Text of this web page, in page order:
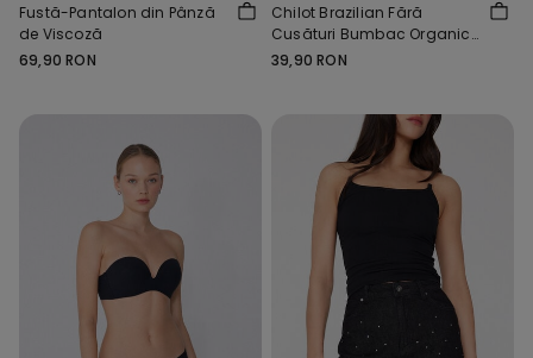
Fustă-Pantalon din Pânză
de Viscoză
69,90 RON
Chilot Brazilian Fără
Cusături Bumbac Organic
și Dantelă Reciclată
39,90 RON